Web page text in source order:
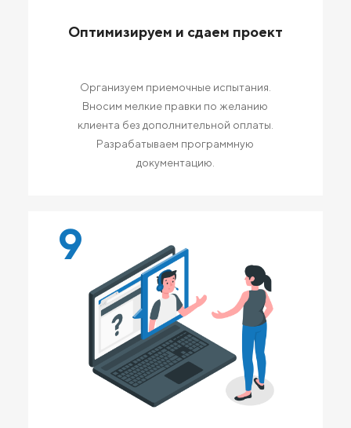
Оптимизируем и сдаем проект
Организуем приемочные испытания.
Вносим мелкие правки по желанию
клиента без дополнительной оплаты.
Разрабатываем программную
документацию.
9